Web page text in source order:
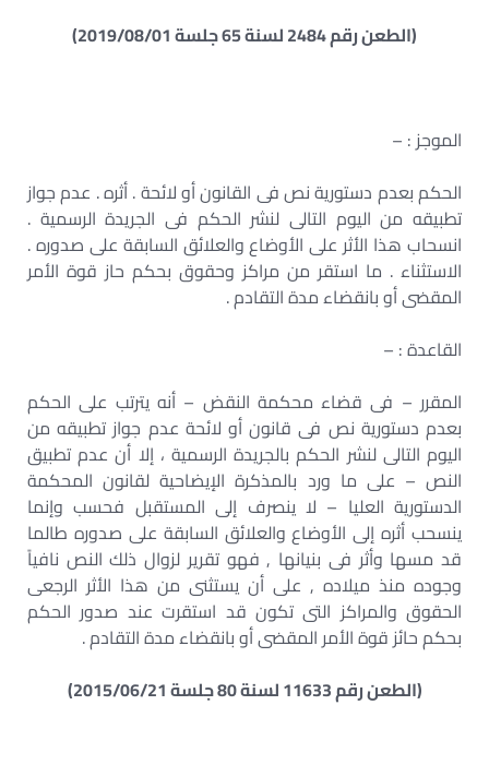
(الطعن رقم 2484 لسنة 65 جلسة 2019/08/01)
الموجز : –
الحكم بعدم دستورية نص فى القانون أو لائحة . أثره . عدم جواز
تطبيقه من اليوم التالى لنشر الحكم فى الجريدة الرسمية .
انسحاب هذا الأثر على الأوضاع والعلائق السابقة على صدوره .
الاستثناء . ما استقر من مراكز وحقوق بحكم حاز قوة الأمر
المقضى أو بانقضاء مدة التقادم .
القاعدة : –
المقرر – فى قضاء محكمة النقض – أنه يترتب على الحكم
بعدم دستورية نص فى قانون أو لائحة عدم جواز تطبيقه من
اليوم التالى لنشر الحكم بالجريدة الرسمية ، إلا أن عدم تطبيق
النص – على ما ورد بالمذكرة الإيضاحية لقانون المحكمة
الدستورية العليا – لا ينصرف إلى المستقبل فحسب وإنما
ينسحب أثره إلى الأوضاع والعلائق السابقة على صدوره طالما
قد مسها وأثر فى بنيانها , فهو تقرير لزوال ذلك النص نافياً
وجوده منذ ميلاده , على أن يستثنى من هذا الأثر الرجعى
الحقوق والمراكز التى تكون قد استقرت عند صدور الحكم
بحكم حائز قوة الأمر المقضى أو بانقضاء مدة التقادم .
(الطعن رقم 11633 لسنة 80 جلسة 2015/06/21)